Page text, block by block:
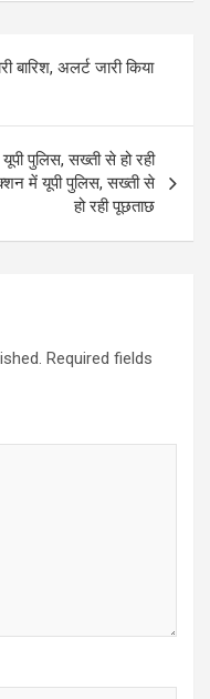
बारिश, अलर्ट जारी किया
पुलिस, सख्ती से हो रही
में यूपी पुलिस, सख्ती से
हो रही पूछताछ
Required fields